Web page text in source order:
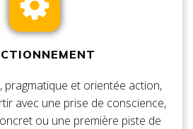
pragmatique et orientée action,
avec une prise de conscience,
ou une première piste de